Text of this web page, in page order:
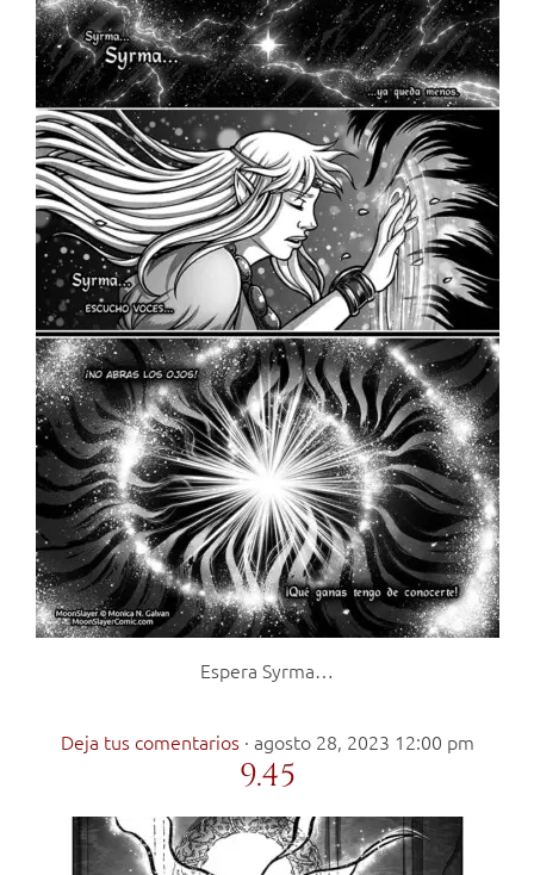
Espera Syrma…
Deja tus comentarios· agosto 28, 2023 12:00 pm
9.45